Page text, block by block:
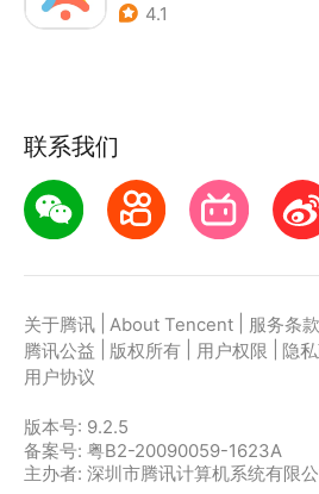
4.1
联系我们
关于腾讯 About Tencent 服务条款
腾讯公益
版权所有 用户权限 隐
用户协议
版本号: 9.2.5
备案号: 粤B2-20090059-1623A
主办者: 深圳市腾讯计算机系统有限公